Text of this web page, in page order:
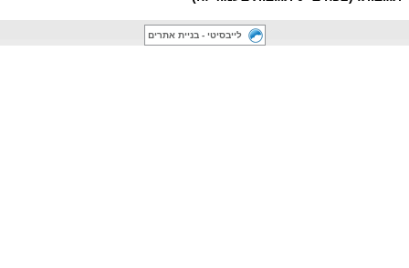
לייבסיטי - בניית אתרים